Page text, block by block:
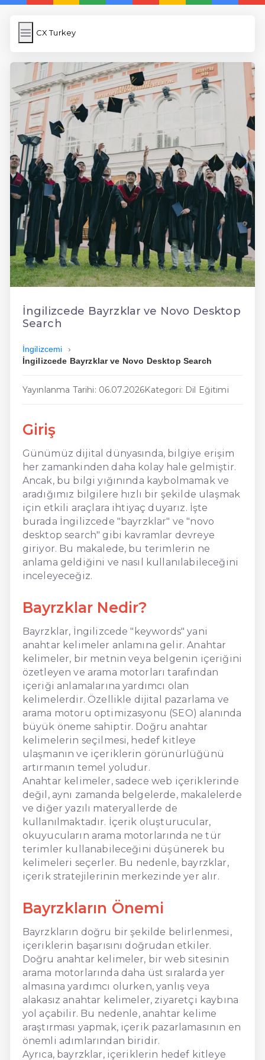
CX Turkey
CX Turkey
Link Kısaltma
WP Cache
Anasayfa
iOS İngilizce Kelime
5 Günde İngilizce
İngilizce
Dil Eğitimi
En Hızlı İngilizce
En Kolay İngilizce
En Ucuz İngilizce
Hızlı İngilizce
İngilizcede Bayrzklar ve Novo Desktop
Search
İngilizcemi
İngilizcede Bayrzklar ve Novo Desktop Search
Yayınlanma Tarihi: 06.07.2026Kategori: Dil Eğitimi
Giriş
Günümüz dijital dünyasında, bilgiye erişim
her zamankinden daha kolay hale gelmiştir.
Ancak, bu bilgi yığınında kaybolmamak ve
aradığımız bilgilere hızlı bir şekilde ulaşmak
için etkili araçlara ihtiyaç duyarız. İşte
burada İngilizcede "bayrzklar" ve "novo
desktop search" gibi kavramlar devreye
giriyor. Bu makalede, bu terimlerin ne
anlama geldiğini ve nasıl kullanılabileceğini
inceleyeceğiz.
Bayrzklar Nedir?
Bayrzklar, İngilizcede "keywords" yani
anahtar kelimeler anlamına gelir. Anahtar
kelimeler, bir metnin veya belgenin içeriğini
özetleyen ve arama motorları tarafından
içeriği anlamalarına yardımcı olan
kelimelerdir. Özellikle dijital pazarlama ve
arama motoru optimizasyonu (SEO) alanında
büyük öneme sahiptir. Doğru anahtar
kelimelerin seçilmesi, hedef kitleye
ulaşmanın ve içeriklerin görünürlüğünü
artırmanın temel yoludur.
Anahtar kelimeler, sadece web içeriklerinde
değil, aynı zamanda belgelerde, makalelerde
ve diğer yazılı materyallerde de
kullanılmaktadır. İçerik oluşturucular,
okuyucuların arama motorlarında ne tür
terimler kullanabileceğini düşünerek bu
kelimeleri seçerler. Bu nedenle, bayrzklar,
içerik stratejilerinin merkezinde yer alır.
Bayrzkların Önemi
Bayrzkların doğru bir şekilde belirlenmesi,
içeriklerin başarısını doğrudan etkiler.
Doğru anahtar kelimeler, bir web sitesinin
arama motorlarında daha üst sıralarda yer
almasına yardımcı olurken, yanlış veya
alakasız anahtar kelimeler, ziyaretçi kaybına
yol açabilir. Bu nedenle, anahtar kelime
araştırması yapmak, içerik pazarlamasının en
önemli adımlarından biridir.
Ayrıca, bayrzklar, içeriklerin hedef kitleye